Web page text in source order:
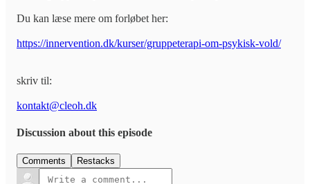
Du kan læse mere om forløbet her:
https://innervention.dk/kurser/gruppeterapi-om-psykisk-vold/
skriv til:
kontakt@cleoh.dk
Discussion about this episode
Comments Restacks